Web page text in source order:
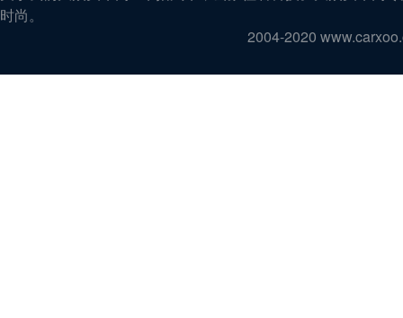
时尚。
2004-2020